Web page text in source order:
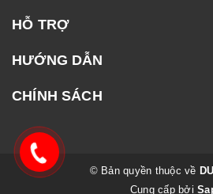
HỖ TRỢ
HƯỚNG DẪN
CHÍNH SÁCH
© Bản quyền thuộc về
Cung cấp bởi